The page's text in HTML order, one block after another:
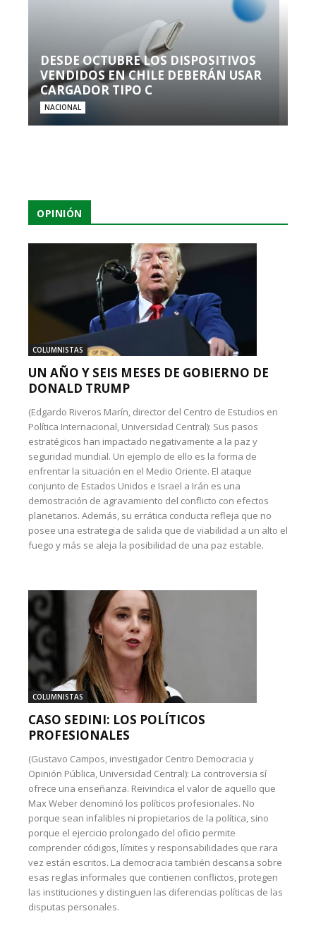
DESDE OCTUBRE LOS DISPOSITIVOS
VENDIDOS EN CHILE DEBERÁN USAR
CARGADOR TIPO C
NACIONAL
OPINIÓN
COLUMNISTAS
UN AÑO Y SEIS MESES DE GOBIERNO DE
DONALD TRUMP
(Edgardo Riveros Marín, director del Centro de Estudios en
Política Internacional, Universidad Central): Sus pasos
estratégicos han impactado negativamente a la paz y
seguridad mundial. Un ejemplo de ello es la forma de
enfrentar la situación en el Medio Oriente. El ataque
conjunto de Estados Unidos e Israel a Irán es una
demostración de agravamiento del conflicto con efectos
planetarios. Además, su errática conducta refleja que no
posee una estrategia de salida que de viabilidad a un alto el
fuego y más se aleja la posibilidad de una paz estable.
COLUMNISTAS
CASO SEDINI: LOS POLÍTICOS
PROFESIONALES
(Gustavo Campos, investigador Centro Democracia y
Opinión Pública, Universidad Central): La controversia sí
ofrece una enseñanza. Reivindica el valor de aquello que
Max Weber denominó los políticos profesionales. No
porque sean infalibles ni propietarios de la política, sino
porque el ejercicio prolongado del oficio permite
comprender códigos, límites y responsabilidades que rara
vez están escritos. La democracia también descansa sobre
esas reglas informales que contienen conflictos, protegen
las instituciones y distinguen las diferencias políticas de las
disputas personales.